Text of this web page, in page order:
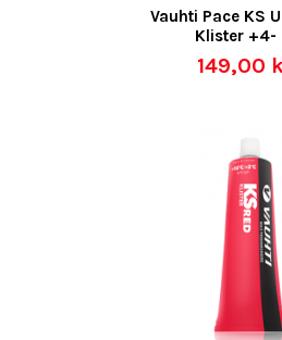
Vauhti Pace KS
Klister +4-
149,00